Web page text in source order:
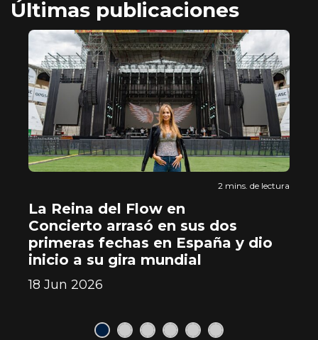
Últimas publicaciones
2 mins. de lectura
La Reina del Flow en
Concierto arrasó en sus dos
primeras fechas en España y dio
inicio a su gira mundial
18 Jun 2026